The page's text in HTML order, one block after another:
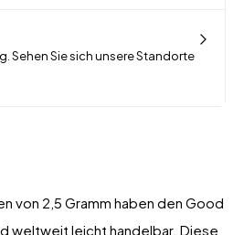
Sehen Sie sich unsere Standorte
von 2,5 Gramm haben den Good
weltweit leicht handelbar. Diese